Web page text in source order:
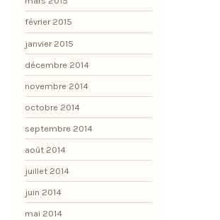
février 2015
janvier 2015
décembre 2014
novembre 2014
octobre 2014
septembre 2014
août 2014
juillet 2014
juin 2014
mai 2014